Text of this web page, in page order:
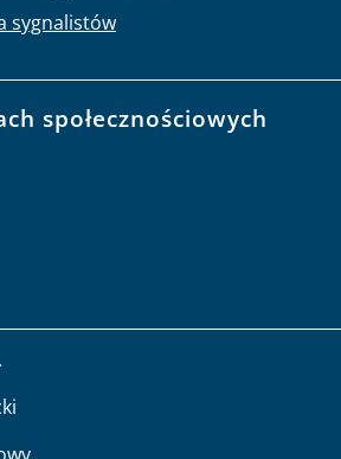
sygnalistów
społecznościowych